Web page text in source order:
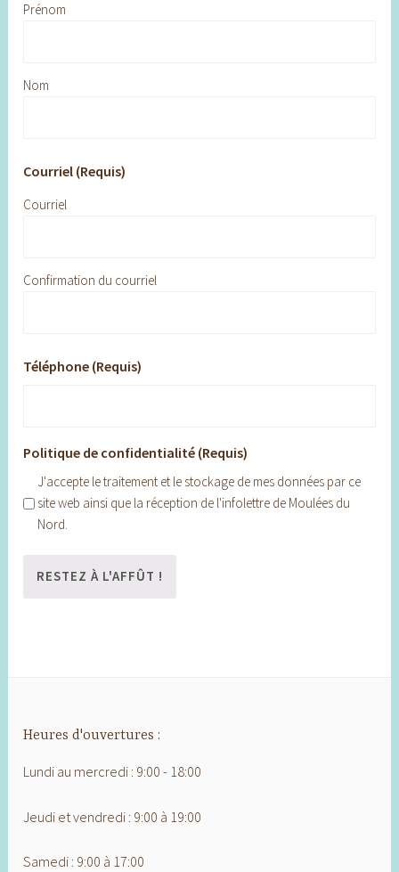
Prénom
Nom
Courriel (Requis)
Courriel
Confirmation du courriel
Téléphone (Requis)
Politique de confidentialité (Requis)
J'accepte le traitement et le stockage de mes données par ce
site web ainsi que la réception de l'infolettre de Moulées du
Nord.
Heures d'ouvertures :
Lundi au mercredi : 9:00 - 18:00
Jeudi et vendredi : 9:00 à 19:00
Samedi : 9:00 à 17:00